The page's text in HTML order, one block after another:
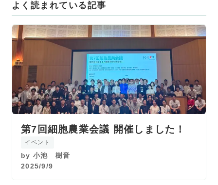
よく読まれている記事
第7回細胞農業会議 開催しました！
イベント
by 小池 樹音
2025/9/9